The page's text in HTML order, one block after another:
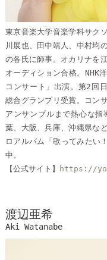
東京音楽大学音楽学科サク
川展也、田中靖人、中村均
の各氏に師事。オカリナを
オーディション合格。NHK
コンサート」出演。第2回
総合グランプリ受賞。コン
アンサンブルまで熱心な
葉、大阪、兵庫、沖縄県な
ロアルバム「歌ってみたい
中。
【公式サイト】
https://
渡辺亜希
Aki Watanabe